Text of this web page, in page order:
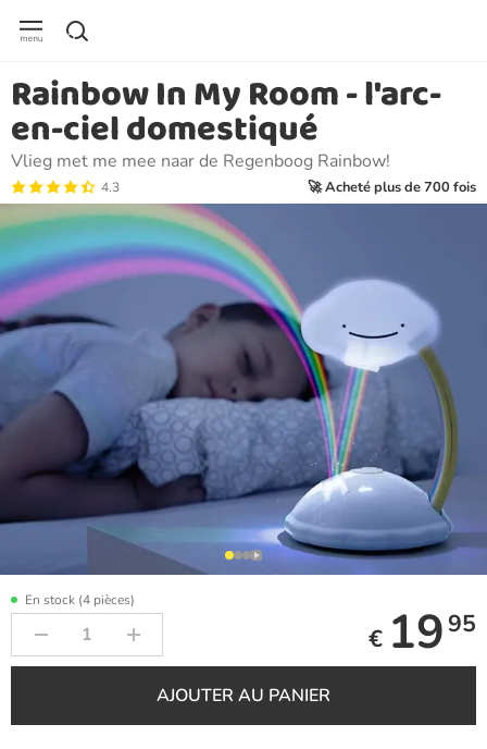
Rainbow In My Room - l'arc-
en-ciel domestiqué
Vlieg met me mee naar de Regenboog Rainbow!
4.3 🚀 Acheté plus de 700 fois
En stock (4 pièces)
€ 19 95
AJOUTER AU PANIER